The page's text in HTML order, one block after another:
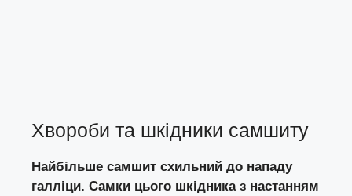
Хвороби та шкідники самшиту
Найбільше самшит схильний до нападу
галліци. Самки цього шкідника з настанням